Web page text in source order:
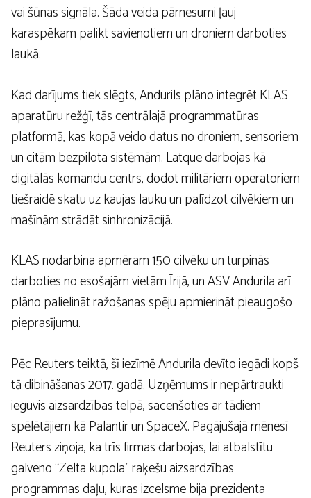
vai šūnas signāla. Šāda veida pārnesumi ļauj
karaspēkam palikt savienotiem un droniem darboties
laukā.
Kad darījums tiek slēgts, Andurils plāno integrēt KLAS
aparatūru režģī, tās centrālajā programmatūras
platformā, kas kopā veido datus no droniem, sensoriem
un citām bezpilota sistēmām. Latque darbojas kā
digitālās komandu centrs, dodot militāriem operatoriem
tiešraidē skatu uz kaujas lauku un palīdzot cilvēkiem un
mašīnām strādāt sinhronizācijā.
KLAS nodarbina apmēram 150 cilvēku un turpinās
darboties no esošajām vietām Īrijā, un ASV Andurila arī
plāno palielināt ražošanas spēju apmierināt pieaugošo
pieprasījumu.
Pēc Reuters teiktā, šī iezīmē Andurila devīto iegādi kopš
tā dibināšanas 2017. gadā. Uzņēmums ir nepārtraukti
ieguvis aizsardzības telpā, sacenšoties ar tādiem
spēlētājiem kā Palantir un SpaceX. Pagājušajā mēnesī
Reuters ziņoja, ka trīs firmas darbojas, lai atbalstītu
galveno “Zelta kupola” raķešu aizsardzības
programmas daļu, kuras izcelsme bija prezidenta